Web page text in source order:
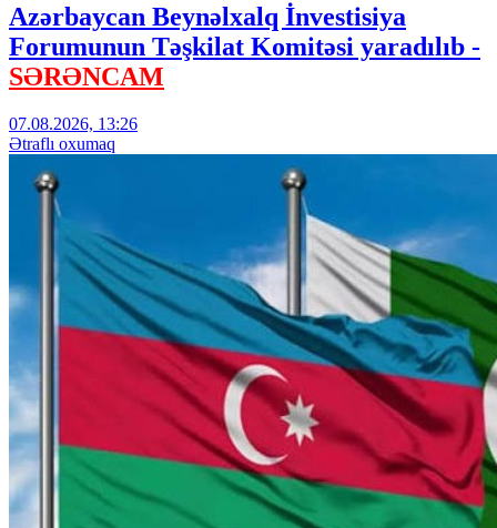
Azərbaycan Beynəlxalq İnvestisiya
Forumunun Təşkilat Komitəsi yaradılıb -
SƏRƏNCAM
07.08.2026, 13:26
Ətraflı oxumaq